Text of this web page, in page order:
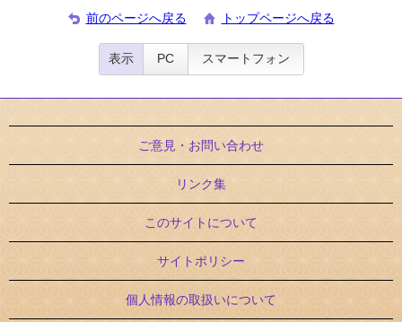
前のページへ戻る トップページへ戻る
表示 PC スマートフォン
ご意見・お問い合わせ
リンク集
このサイトについて
サイトポリシー
個人情報の取扱いについて